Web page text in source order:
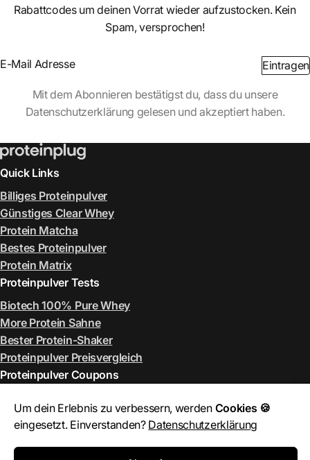
Um dein Erlebnis zu verbessern, werden Cookies 🍪
eingesetzt. Einverstanden? Datenschutzerklärung
Rabattcodes um deinen Vorrat wieder aufzustocken. Kein
Spam, versprochen!
Section Eintragen
AbschnittMit dem Abonnieren bestätigst du, dass du unsere
Datenschutzerklärung gelesen und akzeptiert haben.
Quick Links
Billiges Proteinpulver
Günstiges Clear Whey
Protein Matcha
Bestes Proteinpulver
Protein Matrix
Proteinpulver Tests
Biotech 100% Pure Whey
More Protein Sahne
Bester Protein-Shaker
Proteinpulver Preisvergleich
Proteinpulver Coupons
More Rabattcode August 2026
MyProtein Rabattcode August 2026
Bulk Rabattcode August 2026